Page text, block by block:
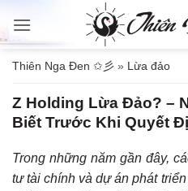
qua
dungThiên Nga Đen ✩彡 » Lừa đảo
Z Holding Lừa Đảo? –
Biết Trước Khi Quyết
Trong những năm gần đây,
tư tài chính và dự án phát